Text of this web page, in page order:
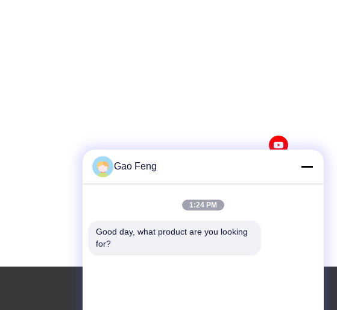
Gao Feng
1:24 PM
Good day, what product are you looking
for?